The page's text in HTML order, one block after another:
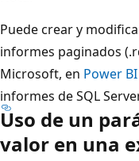
Puede crear y
informes paginados
Microsoft, en Power
informes de SQL
Uso de un
valor en una